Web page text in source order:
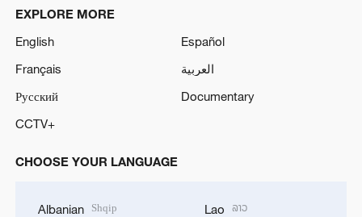
EXPLORE MORE
English
Español
Français
العربية
Русский
Documentary
CCTV+
CHOOSE YOUR LANGUAGE
Albanian Shqip Lao ລາວ